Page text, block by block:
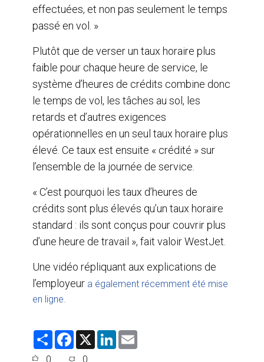
effectuées, et non pas seulement le temps
passé en vol. »
Plutôt que de verser un taux horaire plus
faible pour chaque heure de service, le
système d’heures de crédits combine donc
le temps de vol, les tâches au sol, les
retards et d’autres exigences
opérationnelles en un seul taux horaire plus
élevé. Ce taux est ensuite « crédité » sur
l’ensemble de la journée de service.
« C’est pourquoi les taux d’heures de
crédits sont plus élevés qu’un taux horaire
standard : ils sont conçus pour couvrir plus
d’une heure de travail », fait valoir WestJet.
Une vidéo répliquant aux explications de
l’employeur a également récemment été mise
en ligne.
S
F
X
L
0 0